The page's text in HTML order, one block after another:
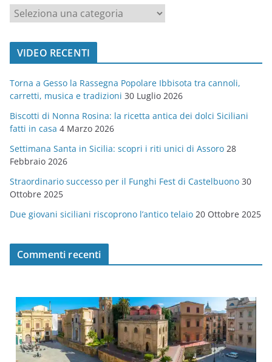
t
o
r
i
e
VIDEO RECENTI
Torna a Gesso la Rassegna Popolare Ibbisota tra cannoli,
carretti, musica e tradizioni 30 Luglio 2026
Biscotti di Nonna Rosina: la ricetta antica dei dolci Siciliani
fatti in casa 4 Marzo 2026
Settimana Santa in Sicilia: scopri i riti unici di Assoro 28
Febbraio 2026
Straordinario successo per il Funghi Fest di Castelbuono 30
Ottobre 2025
Due giovani siciliani riscoprono l’antico telaio 20 Ottobre 2025
Commenti recenti